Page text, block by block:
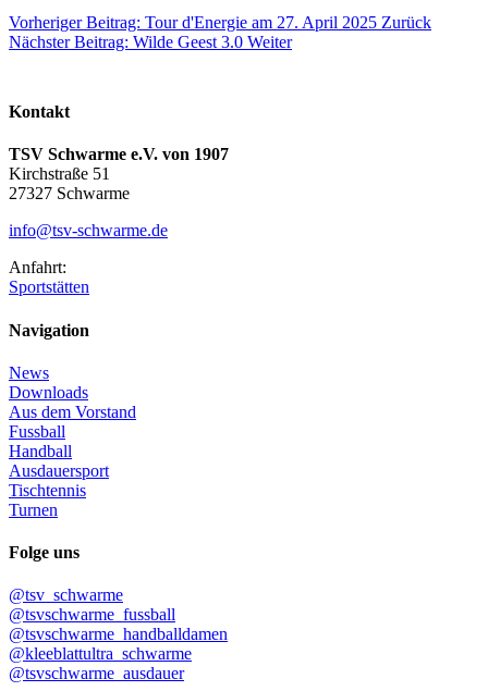
Vorheriger Beitrag: Tour d'Energie am 27. April 2025 Zurück
Nächster Beitrag: Wilde Geest 3.0 Weiter
Kontakt
TSV Schwarme e.V. von 1907
Kirchstraße 51
27327 Schwarme
info@tsv-schwarme.de
Anfahrt:
Sportstätten
Navigation
News
Downloads
Aus dem Vorstand
Fussball
Handball
Ausdauersport
Tischtennis
Turnen
Folge uns
@tsv_schwarme
@tsvschwarme_fussball
@tsvschwarme_handballdamen
@kleeblattultra_schwarme
@tsvschwarme_ausdauer